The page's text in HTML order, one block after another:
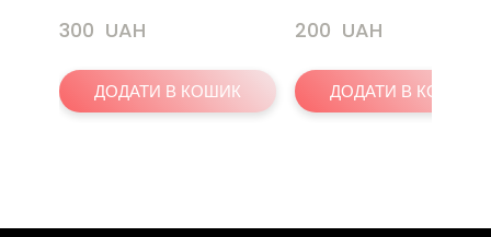
300  UAH
ДОДАТИ В КОШИК
200  UAH
ДОДАТИ В КОШИК